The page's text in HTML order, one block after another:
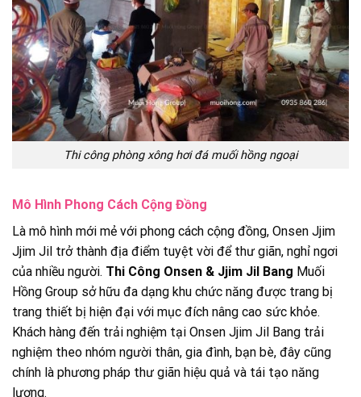
Thi công phòng xông hơi đá muối hồng ngoại
Mô Hình Phong Cách Cộng Đồng
Là mô hình mới mẻ với phong cách cộng đồng, Onsen Jjim
Jjim Jil trở thành địa điểm tuyệt vời để thư giãn, nghỉ ngơi
của nhiều người. Thi Công Onsen & Jjim Jil Bang Muối
Hồng Group sở hữu đa dạng khu chức năng được trang bị
trang thiết bị hiện đại với mục đích nâng cao sức khỏe.
Khách hàng đến trải nghiệm tại Onsen Jjim Jil Bang trải
nghiệm theo nhóm người thân, gia đình, bạn bè, đây cũng
chính là phương pháp thư giãn hiệu quả và tái tạo năng
lượng.